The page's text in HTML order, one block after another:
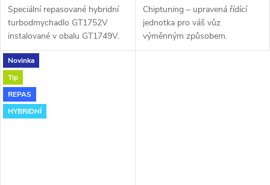
Speciální repasované hybridní
turbodmychadlo GT1752V
instalované v obalu GT1749V.
Vhodné zejména k
výkonnostním úpravám jako
např. chiptuning. Pro vůz Seat
Ibiza 1.9TDi 96kW ASZ.
Chiptuning – upravená řídící
jednotka pro váš vůz
výměnným způsobem.
Novinka
Tip
REPAS
HYBRIDNÍ